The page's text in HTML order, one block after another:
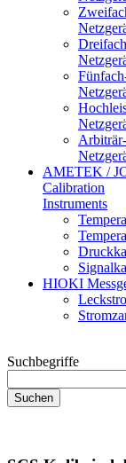
Arbiträr-
AMETEK /
Calibration
Instruments
HIOKI
Suchbegriffe